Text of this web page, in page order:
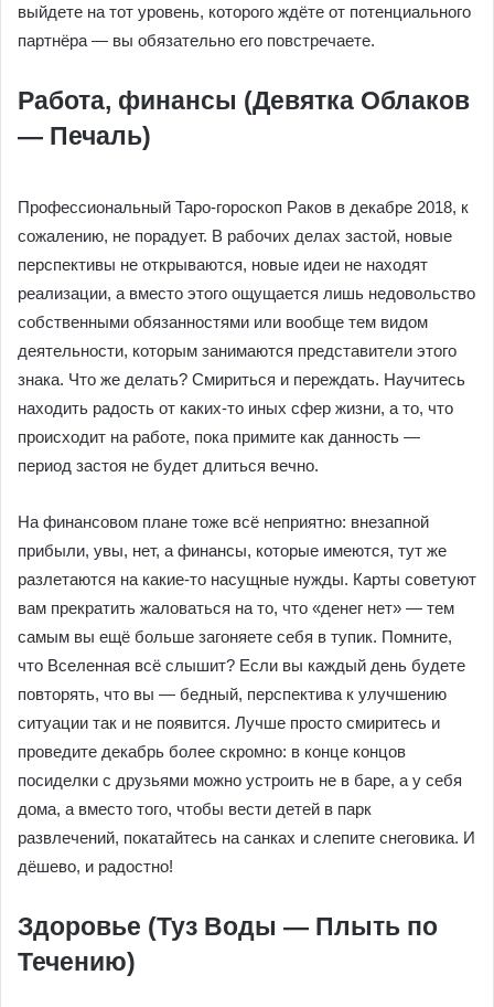
выйдете на тот уровень, которого ждёте от потенциального
партнёра — вы обязательно его повстречаете.
Работа, финансы (Девятка Облаков
— Печаль)
Профессиональный Таро-гороскоп Раков в декабре 2018, к
сожалению, не порадует. В рабочих делах застой, новые
перспективы не открываются, новые идеи не находят
реализации, а вместо этого ощущается лишь недовольство
собственными обязанностями или вообще тем видом
деятельности, которым занимаются представители этого
знака. Что же делать? Смириться и переждать. Научитесь
находить радость от каких-то иных сфер жизни, а то, что
происходит на работе, пока примите как данность —
период застоя не будет длиться вечно.
На финансовом плане тоже всё неприятно: внезапной
прибыли, увы, нет, а финансы, которые имеются, тут же
разлетаются на какие-то насущные нужды. Карты советуют
вам прекратить жаловаться на то, что «денег нет» — тем
самым вы ещё больше загоняете себя в тупик. Помните,
что Вселенная всё слышит? Если вы каждый день будете
повторять, что вы — бедный, перспектива к улучшению
ситуации так и не появится. Лучше просто смиритесь и
проведите декабрь более скромно: в конце концов
посиделки с друзьями можно устроить не в баре, а у себя
дома, а вместо того, чтобы вести детей в парк
развлечений, покатайтесь на санках и слепите снеговика. И
дёшево, и радостно!
Здоровье (Туз Воды — Плыть по
Течению)